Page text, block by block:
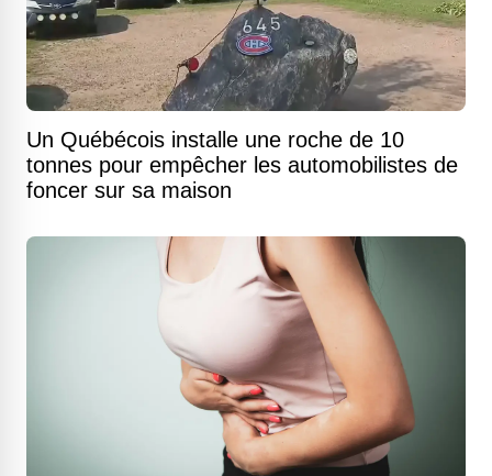
Un Québécois installe une roche de 10
tonnes pour empêcher les automobilistes de
foncer sur sa maison